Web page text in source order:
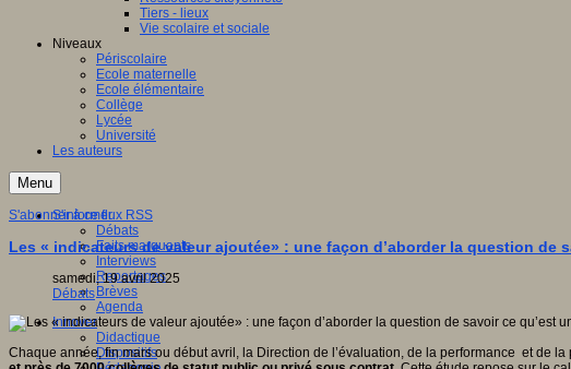
Tiers - lieux
Vie scolaire et sociale
Niveaux
Périscolaire
Ecole maternelle
Ecole élémentaire
Collège
Lycée
Université
Les auteurs
Menu
S'informer
Débats
Faits marquants
Interviews
Reportages
Brèves
Agenda
Innover
Didactique
Dispositifs
S'abonner à ce flux RSS
Les « indicateurs de valeur ajoutée» : une façon d’aborder la question de
samedi, 19 avril 2025
Débats
Chaque année, fin mars ou début avril, la Direction de l’évaluation, de la performance et de